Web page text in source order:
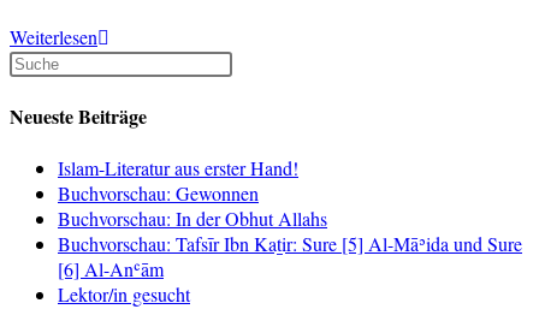
WeiterlesenNeuerscheinung:
Die
Geschichten
der
Propheten
von
Ibn
Kaṯīr
Neueste Beiträge
Islam-Literatur aus erster Hand!
Buchvorschau: Gewonnen
Buchvorschau: In der Obhut Allahs
Buchvorschau: Tafsīr Ibn Kaṯir: Sure [5] Al-Māʾida und Sure
[6] Al-Anʿām
Lektor/in gesucht